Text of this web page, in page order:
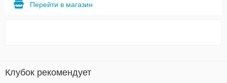
Перейти в магазин
Клубок рекомендует